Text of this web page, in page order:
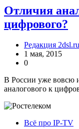
Отличия
цифрового?
Редакция 2dsl.ru
1 мая, 2015
0
В России уже вовсю
аналогового к
Всё про IP-TV